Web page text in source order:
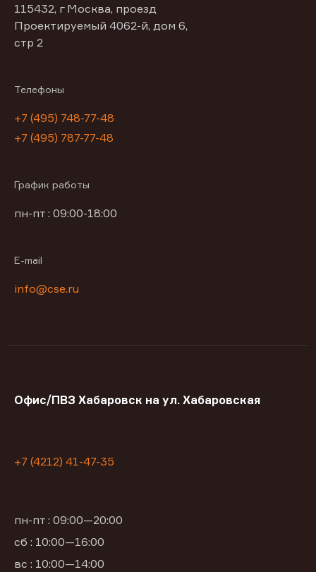
115432, г Москва, проезд
Проектируемый 4062-й, дом 6,
стр 2
Телефоны
+7 (495) 748-77-48
+7 (495) 787-77-48
График работы
пн-пт : 09:00-18:00
E-mail
info@cse.ru
Офис/ПВЗ Хабаровск на ул. Хабаровская
+7 (4212) 41-47-35
пн-пт : 09:00—20:00
сб : 10:00—16:00
вс : 10:00—14:00